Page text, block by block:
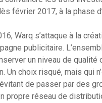
février 2017, à la phase
Warq s’attaque à la
publicitaire.
un niveau de qualité
Un choix risqué, mais qui
de passer par des
propre réseau de